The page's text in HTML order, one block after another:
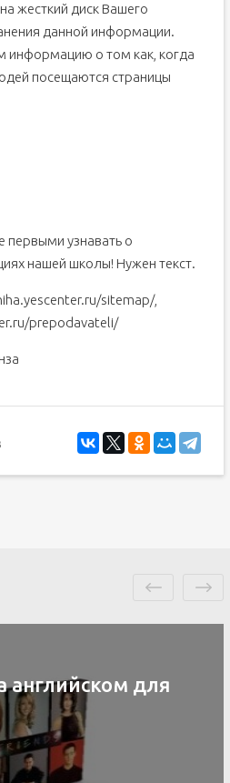
жесткий диск Вашего
данной информации.
информацию о том как, когда
посещаются страницы
первыми узнавать о
нашей школы! Нужен текст.
sitemap/,
prepodavateli/
английском для